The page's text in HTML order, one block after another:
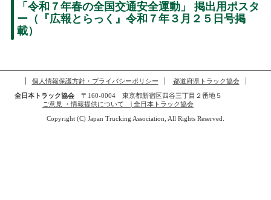
「令和７年春の全国交通安全運動」 掲出用ポスタ
ー（『広報とらっく』令和７年３月２５日号掲
載）
個人情報保護方針・プライバシーポリシー
都道府県トラック協会
全日本トラック協会〒160-0004 東京都新宿区四谷三丁目２番地５
ご意見 ・情報提供について | 全日本トラック協会
Copyright (C) Japan Trucking Association, All Rights Reserved.